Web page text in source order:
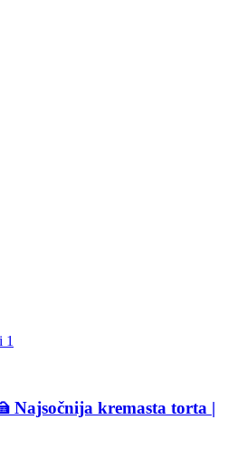
Najsočnija kremasta torta |